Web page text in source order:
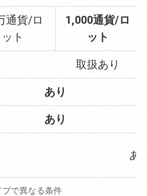
通貨/ロ
ット
1,000通貨/ロ
ット
取扱あり
あり
あり
あ
プで異なる条件